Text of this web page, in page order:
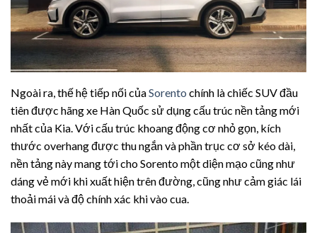
Ngoài ra, thế hệ tiếp nối củaSorento chính là chiếc SUV đầu
tiên được hãng xe Hàn Quốc sử dụng cấu trúc nền tảng mới
nhất của Kia. Với cấu trúc khoang động cơ nhỏ gọn, kích
thước overhang được thu ngắn và phần trục cơ sở kéo dài,
nền tảng này mang tới cho Sorento một diện mạo cũng như
dáng vẻ mới khi xuất hiện trên đường, cũng như cảm giác lái
thoải mái và độ chính xác khi vào cua.